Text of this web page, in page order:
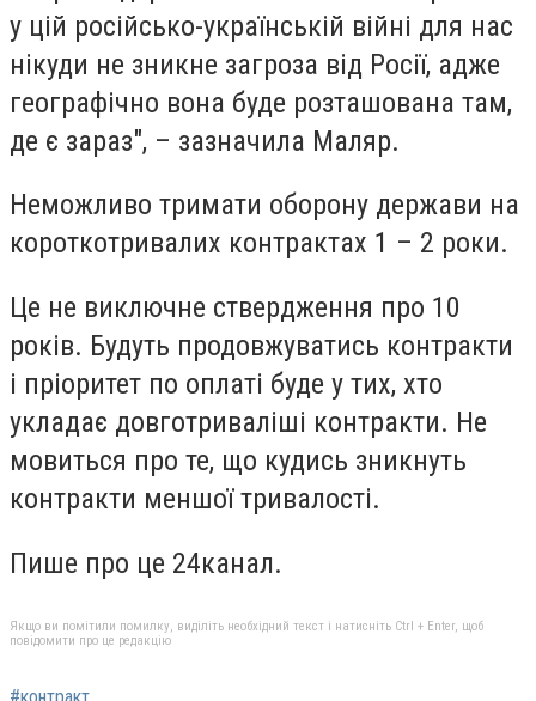
у цій російсько-українській війні для нас
нікуди не зникне загроза від Росії, адже
географічно вона буде розташована там,
де є зараз", – зазначила Маляр.
Неможливо тримати оборону держави на
короткотривалих контрактах 1 – 2 роки.
Це не виключне ствердження про 10
років. Будуть продовжуватись контракти
і пріоритет по оплаті буде у тих, хто
укладає довготриваліші контракти. Не
мовиться про те, що кудись зникнуть
контракти меншої тривалості.
Пише про це 24канал.
Якщо ви помітили помилку, виділіть необхідний текст і натисніть Ctrl + Enter, щоб
повідомити про це редакцію